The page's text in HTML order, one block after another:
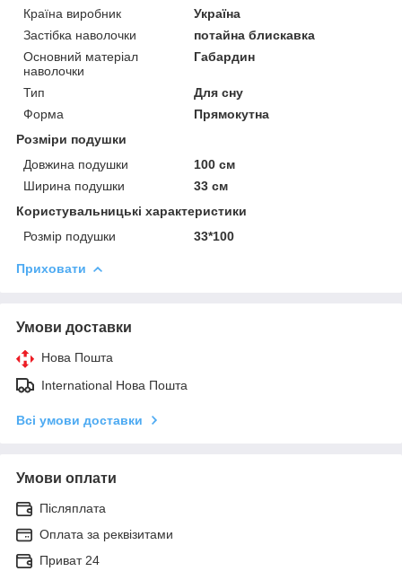
Країна виробник
Україна
Застібка наволочки
потайна блискавка
Основний матеріал
наволочки
Габардин
Тип
Для сну
Форма
Прямокутна
Розміри подушки
Довжина подушки
100 см
Ширина подушки
33 см
Користувальницькі характеристики
Розмір подушки
33*100
Приховати
Умови доставки
Нова Пошта
International Нова Пошта
Всі умови доставки
Умови оплати
Післяплата
Оплата за реквізитами
Приват 24